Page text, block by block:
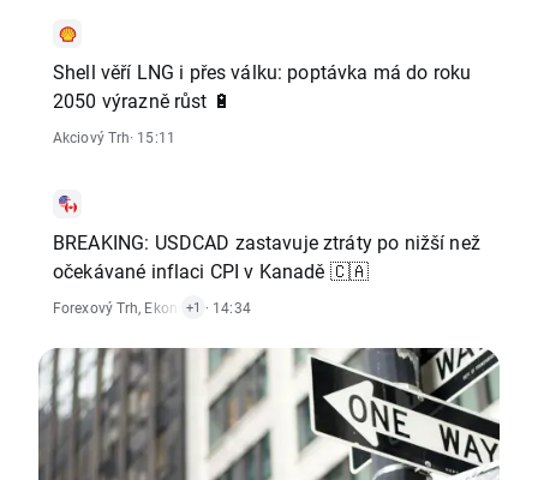
Shell věří LNG i přes válku: poptávka má do roku
2050 výrazně růst 🔋
Akciový Trh· 15:11
BREAKING: USDCAD zastavuje ztráty po nižší než
očekávané inflaci CPI v Kanadě 🇨🇦
Forexový Trh, Ekonomické Reporty
+1 · 14:34